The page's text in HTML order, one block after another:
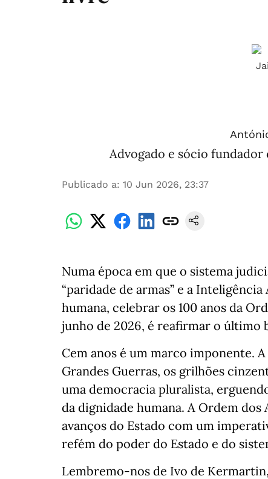
Advogado e sócio fundador
Publicado a: 10 Jun 2026, 23:37
Numa época em que o sistema
“paridade de armas” e a
humana, celebrar os 100 anos da
junho de 2026, é reafirmar o último
Cem anos é um marco imponente.
Grandes Guerras, os grilhões
uma democracia pluralista,
da dignidade humana. A Ordem
avanços do Estado com um
refém do poder do Estado e do
Lembremo-nos de Ivo de